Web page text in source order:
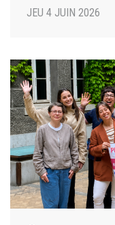
JEU 4 JUIN 2026